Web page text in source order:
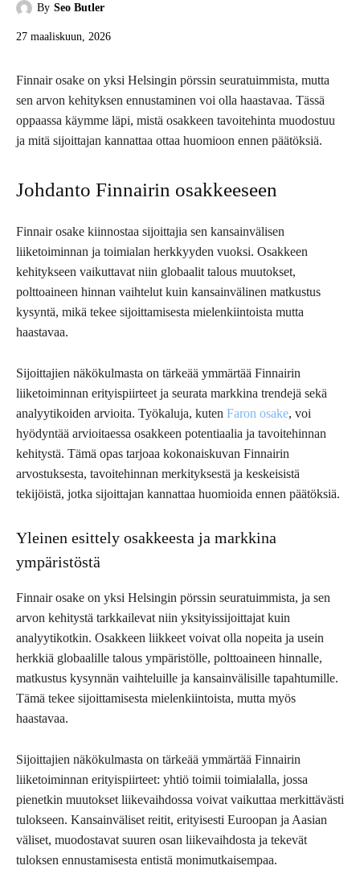
By Seo Butler
27 maaliskuun, 2026
Finnair osake on yksi Helsingin pörssin seuratuimmista, mutta
sen arvon kehityksen ennustaminen voi olla haastavaa. Tässä
oppaassa käymme läpi, mistä osakkeen tavoitehinta muodostuu
ja mitä sijoittajan kannattaa ottaa huomioon ennen päätöksiä.
Johdanto Finnairin osakkeeseen
Finnair osake kiinnostaa sijoittajia sen kansainvälisen
liiketoiminnan ja toimialan herkkyyden vuoksi. Osakkeen
kehitykseen vaikuttavat niin globaalit talous muutokset,
polttoaineen hinnan vaihtelut kuin kansainvälinen matkustus
kysyntä, mikä tekee sijoittamisesta mielenkiintoista mutta
haastavaa.
Sijoittajien näkökulmasta on tärkeää ymmärtää Finnairin
liiketoiminnan erityispiirteet ja seurata markkina trendejä sekä
analyytikoiden arvioita. Työkaluja, kuten Faron osake, voi
hyödyntää arvioitaessa osakkeen potentiaalia ja tavoitehinnan
kehitystä. Tämä opas tarjoaa kokonaiskuvan Finnairin
arvostuksesta, tavoitehinnan merkityksestä ja keskeisistä
tekijöistä, jotka sijoittajan kannattaa huomioida ennen päätöksiä.
Yleinen esittely osakkeesta ja markkina
ympäristöstä
Finnair osake on yksi Helsingin pörssin seuratuimmista, ja sen
arvon kehitystä tarkkailevat niin yksityissijoittajat kuin
analyytikotkin. Osakkeen liikkeet voivat olla nopeita ja usein
herkkiä globaalille talous ympäristölle, polttoaineen hinnalle,
matkustus kysynnän vaihteluille ja kansainvälisille tapahtumille.
Tämä tekee sijoittamisesta mielenkiintoista, mutta myös
haastavaa.
Sijoittajien näkökulmasta on tärkeää ymmärtää Finnairin
liiketoiminnan erityispiirteet: yhtiö toimii toimialalla, jossa
pienetkin muutokset liikevaihdossa voivat vaikuttaa merkittävästi
tulokseen. Kansainväliset reitit, erityisesti Euroopan ja Aasian
väliset, muodostavat suuren osan liikevaihdosta ja tekevät
tuloksen ennustamisesta entistä monimutkaisempaa.